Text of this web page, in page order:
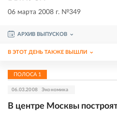
06 марта 2008 г. №349
АРХИВ ВЫПУСКОВ
В ЭТОТ ДЕНЬ ТАКЖЕ ВЫШЛИ
ПОЛОСА 1
06.03.2008 Экономика
В центре Москвы